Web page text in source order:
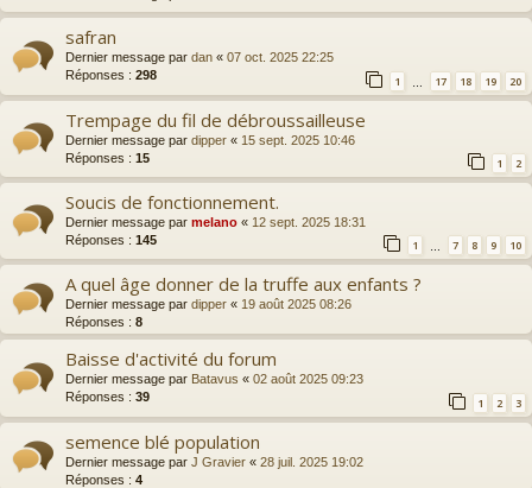
safran
Dernier message par dan « 07 oct. 2025 22:25
Réponses : 298 1 17 18 19 20
Trempage du fil de débroussailleuse
Dernier message par dipper « 15 sept. 2025 10:46
Réponses : 15 1 2
Soucis de fonctionnement.
Dernier message par melano « 12 sept. 2025 18:31
Réponses : 145 1 … 7 8 9 10
A quel âge donner de la truffe aux enfants ?
Dernier message par dipper « 19 août 2025 08:26
Réponses : 8
Baisse d'activité du forum
Dernier message par Batavus « 02 août 2025 09:23
Réponses : 39 1 2 3
semence blé population
Dernier message par J Gravier « 28 juil. 2025 19:02
Réponses : 4